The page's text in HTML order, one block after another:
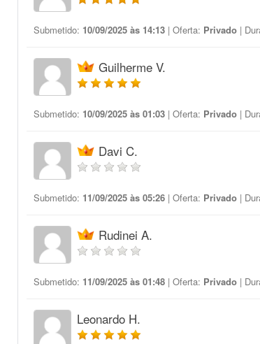
Submetido: 10/09/2025 às 14:13 | Oferta: Privado |
Guilherme V.
Submetido: 10/09/2025 às 01:03 | Oferta: Privado |
Davi C.
Submetido: 11/09/2025 às 05:26 | Oferta: Privado |
Rudinei A.
Submetido: 11/09/2025 às 01:48 | Oferta: Privado |
Leonardo H.